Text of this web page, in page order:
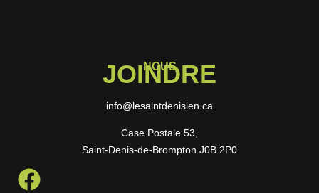
NOUS
JOINDRE
info@lesaintdenisien.ca
Case Postale 53,
Saint-Denis-de-Brompton J0B 2P0